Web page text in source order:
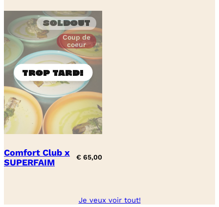
Soldout
Coup de
coeur
Comfort Club x
SUPERFAIM
€ 65,00
Je veux voir tout!